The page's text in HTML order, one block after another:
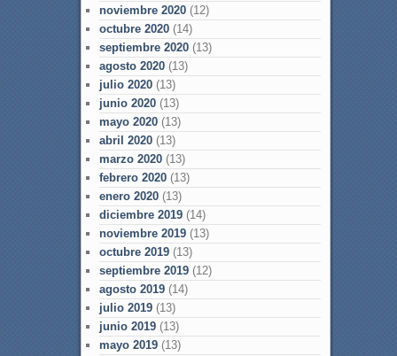
noviembre 2020(12)
octubre 2020(14)
septiembre 2020(13)
agosto 2020(13)
julio 2020(13)
junio 2020(13)
mayo 2020(13)
abril 2020(13)
marzo 2020(13)
febrero 2020(13)
enero 2020(13)
diciembre 2019(14)
noviembre 2019(13)
octubre 2019(13)
septiembre 2019(12)
agosto 2019(14)
julio 2019(13)
junio 2019(13)
mayo 2019(13)